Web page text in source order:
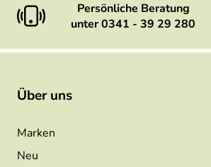
Persönliche Beratung
unter 0341 - 39 29 280
Über uns
Marken
Neu